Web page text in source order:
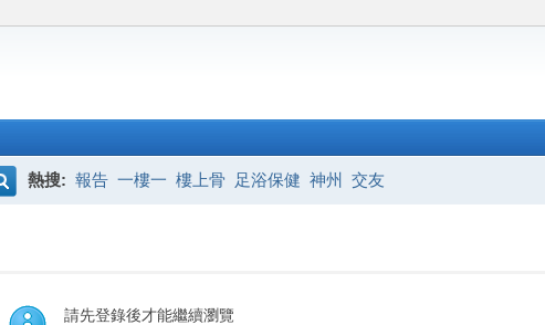
熱搜: 報告 一樓一 樓上骨 足浴保健 神州 交友
請先登錄後才能繼續瀏覽